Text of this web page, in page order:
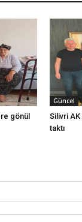
gönül
Güncel
Silivri
taktı